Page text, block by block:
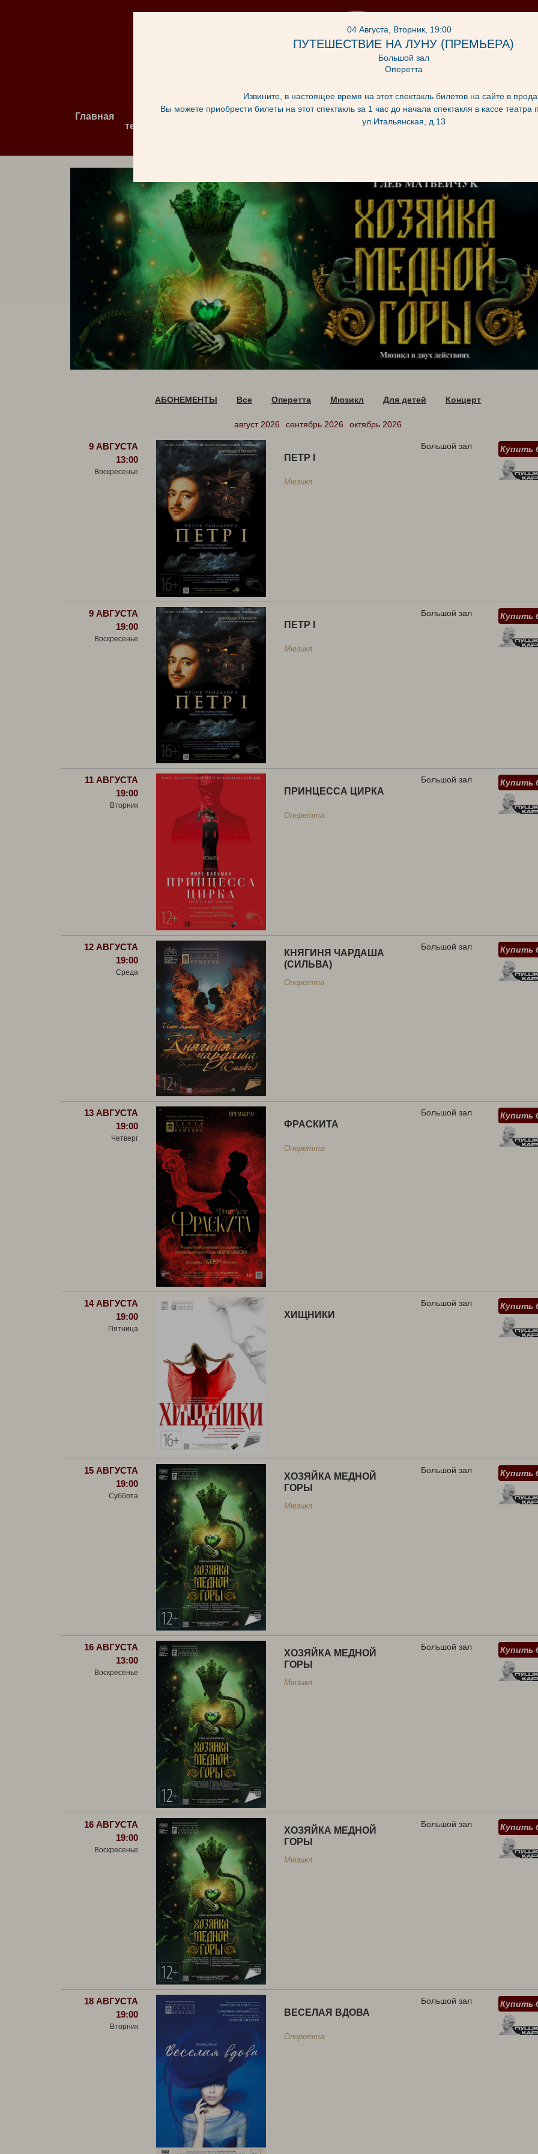
Главная
театре
Театр во время
Блокады
АБОНЕМЕНТЫ Все Оперетта Мюзикл Для детей Концерт
август 2026 сентябрь 2026 октябрь 2026
9 АВГУСТА
13:00
Воскресенье
ПЕТР I
Мюзикл
Большой зал Купить
9 АВГУСТА
19:00
Воскресенье
ПЕТР I
Мюзикл
Большой зал Купить
11 АВГУСТА
19:00
Вторник
ПРИНЦЕССА ЦИРКА
Оперетта
Большой зал Купить
12 АВГУСТА
19:00
Среда
КНЯГИНЯ ЧАРДАША
(СИЛЬВА)
Оперетта
Большой зал Купить
13 АВГУСТА
19:00
Четверг
ФРАСКИТА
Оперетта
Большой зал Купить
14 АВГУСТА
19:00
Пятница
ХИЩНИКИ
Большой зал Купить
15 АВГУСТА
19:00
Суббота
ХОЗЯЙКА МЕДНОЙ
ГОРЫ
Мюзикл
Большой зал Купить
16 АВГУСТА
13:00
Воскресенье
ХОЗЯЙКА МЕДНОЙ
ГОРЫ
Мюзикл
Большой зал Купить
16 АВГУСТА
19:00
Воскресенье
ХОЗЯЙКА МЕДНОЙ
ГОРЫ
Мюзикл
Большой зал Купить
18 АВГУСТА
19:00
Вторник
ВЕСЕЛАЯ ВДОВА
Оперетта
Большой зал Купить
04 Августа, Вторник, 19:00
ПУТЕШЕСТВИЕ НА ЛУНУ (ПРЕМЬЕРА)
Большой зал
Оперетта
Извините, в настоящее время на этот спектакль билетов на сайте в
Вы можете приобрести билеты на этот спектакль за 1 час до начала спектакля в кассе театра
ул.Итальянская, д.13